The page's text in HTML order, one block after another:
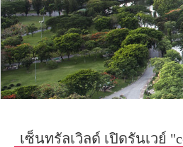
เซ็นทรัลเวิลด์ เปิดรันเวย์